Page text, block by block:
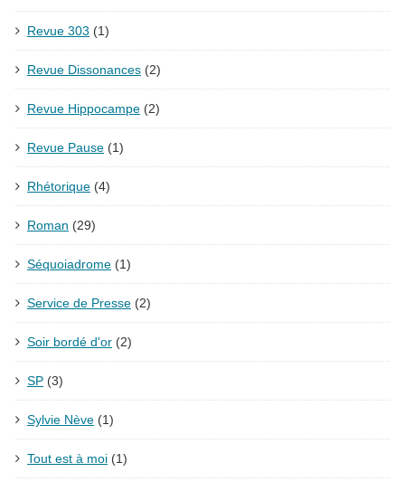
Revue 303 (1)
Revue Dissonances (2)
Revue Hippocampe (2)
Revue Pause (1)
Rhétorique (4)
Roman (29)
Séquoiadrome (1)
Service de Presse (2)
Soir bordé d'or (2)
SP (3)
Sylvie Nève (1)
Tout est à moi (1)